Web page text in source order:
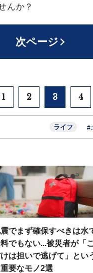
んか？
次ページ
1 2 3 4
ライフ #
でまず確保すべきは水
でもない...被災者が「こ
は担いで逃げて」とい
要なモノ2選